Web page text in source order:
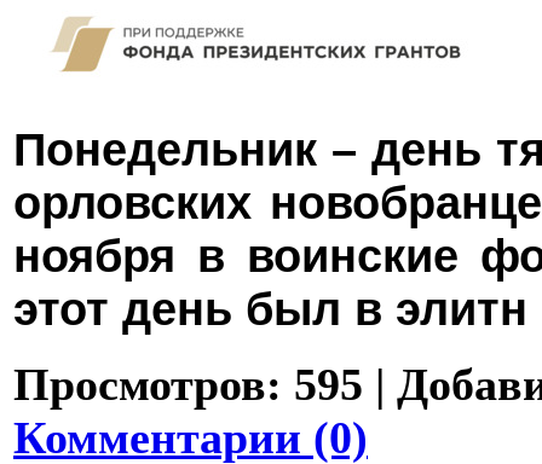
Понедельник – день
орловских
ноября в воинские
этот день был в элитн
Просмотров: 595 |
Комментарии (0)